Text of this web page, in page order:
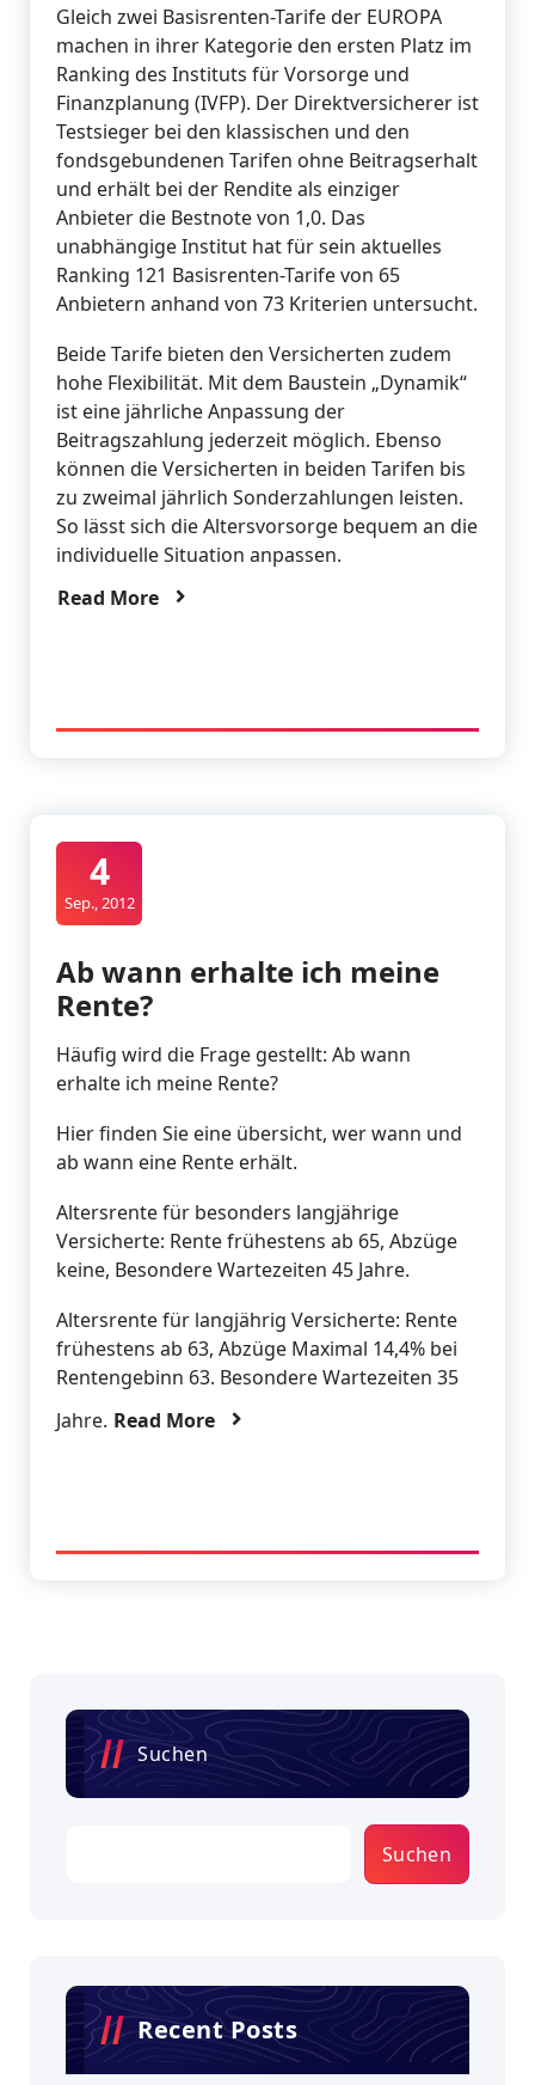
Gleich zwei Basisrenten-Tarife der EUROPA
machen in ihrer Kategorie den ersten Platz im
Ranking des Instituts für Vorsorge und
Finanzplanung (IVFP). Der Direktversicherer ist
Testsieger bei den klassischen und den
fondsgebundenen Tarifen ohne Beitragserhalt
und erhält bei der Rendite als einziger
Anbieter die Bestnote von 1,0. Das
unabhängige Institut hat für sein aktuelles
Ranking 121 Basisrenten-Tarife von 65
Anbietern anhand von 73 Kriterien untersucht.
Beide Tarife bieten den Versicherten zudem
hohe Flexibilität. Mit dem Baustein „Dynamik“
ist eine jährliche Anpassung der
Beitragszahlung jederzeit möglich. Ebenso
können die Versicherten in beiden Tarifen bis
zu zweimal jährlich Sonderzahlungen leisten.
So lässt sich die Altersvorsorge bequem an die
individuelle Situation anpassen.
Read More
4
Sep., 2012
Ab wann erhalte ich meine
Rente?
Häufig wird die Frage gestellt: Ab wann
erhalte ich meine Rente?
Hier finden Sie eine übersicht, wer wann und
ab wann eine Rente erhält.
Altersrente für besonders langjährige
Versicherte: Rente frühestens ab 65, Abzüge
keine, Besondere Wartezeiten 45 Jahre.
Altersrente für langjährig Versicherte: Rente
frühestens ab 63, Abzüge Maximal 14,4% bei
Rentengebinn 63. Besondere Wartezeiten 35
Jahre. Read More
Suchen
Suchen
Recent Posts